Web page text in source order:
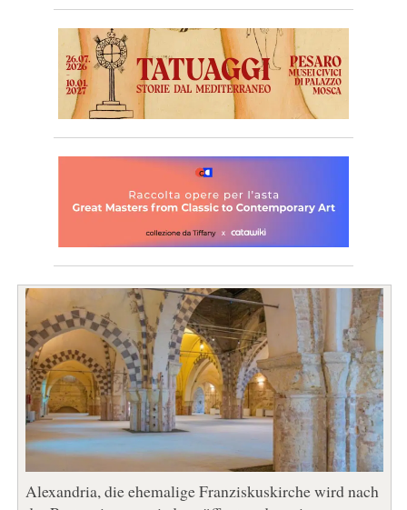
Alexandria, die ehemalige Franziskuskirche wird nach